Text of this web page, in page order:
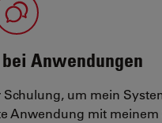
Anwendungen
um mein
Anwendung mit meinem